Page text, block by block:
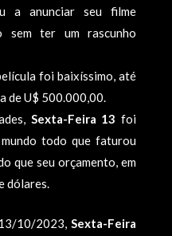
a anunciar seu filme
sem ter um rascunho
foi baixíssimo, até
de U$ 500.000,00.
Sexta-Feira 13 foi
todo que faturou
que seu orçamento, em
dólares.
10/2023,Sexta-Feira